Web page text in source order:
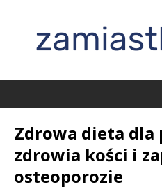
Zdrowa dieta dla
zdrowia kości i
osteoporozie